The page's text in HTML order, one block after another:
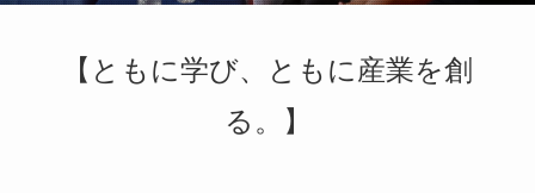
【ともに学び、ともに産業を創
る。】